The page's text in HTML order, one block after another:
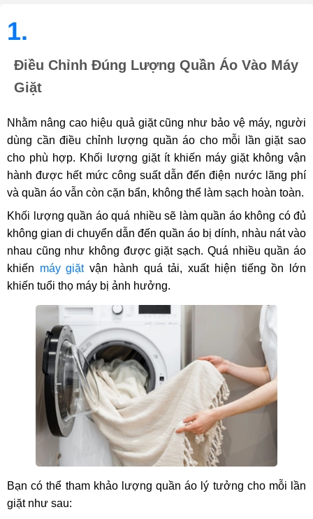
1.
Điều Chỉnh Đúng Lượng Quần Áo Vào Máy
Giặt
Nhằm nâng cao hiệu quả giặt cũng như bảo vệ máy, người
dùng cần điều chỉnh lượng quần áo cho mỗi lần giặt sao
cho phù hợp. Khối lượng giặt ít khiến máy giặt không vận
hành được hết mức công suất dẫn đến điện nước lãng phí
và quần áo vẫn còn cặn bẩn, không thể làm sạch hoàn toàn.
Khối lượng quần áo quá nhiều sẽ làm quần áo không có đủ
không gian di chuyển dẫn đến quần áo bị dính, nhàu nát vào
nhau cũng như không được giặt sạch. Quá nhiều quần áo
khiến máy giặt vận hành quá tải, xuất hiện tiếng ồn lớn
khiến tuổi thọ máy bị ảnh hưởng.
Bạn có thể tham khảo lượng quần áo lý tưởng cho mỗi lần
giặt như sau: